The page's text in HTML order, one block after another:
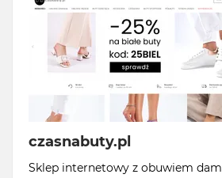
czasnabuty.pl
Sklep internetowy z obuwiem